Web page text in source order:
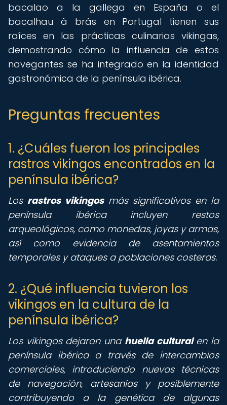
bacalao a la gallega en España o el
bacalhau à brás en Portugal tienen sus
raíces en las prácticas culinarias vikingas,
demostrando cómo la influencia de estos
navegantes se ha integrado en la identidad
gastronómica de la península ibérica.
Preguntas frecuentes
1. ¿Cuáles fueron los principales
rastros vikingos encontrados en la
península ibérica?
Los rastros vikingosmás significativos en la
península ibérica incluyen restos
arqueológicos, como monedas, joyas y armas,
así como evidencia de asentamientos
temporales y ataques a poblaciones costeras.
2. ¿Qué influencia tuvieron los
vikingos en la cultura de la
península ibérica?
Los vikingos dejaron una huella culturalen la
península ibérica a través de intercambios
comerciales, introduciendo nuevas técnicas
de navegación, artesanías y posiblemente
contribuyendo a la genética de algunas